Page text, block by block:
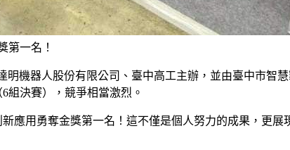
第一名！
機器人股份有限公司、臺中高工主辦，並由臺中市智
組決賽），競爭相當激烈。
應用勇奪金獎第一名！這不僅是個人努力的成果，更